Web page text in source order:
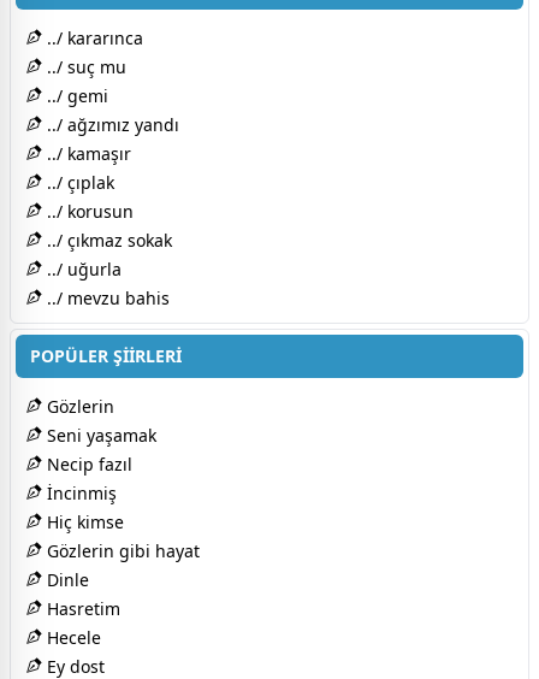
../ kararınca
../ suç mu
../ gemi
../ ağzımız yandı
../ kamaşır
../ çıplak
../ korusun
../ çıkmaz sokak
../ uğurla
../ mevzu bahis
POPÜLER ŞİİRLERİ
Gözlerin
Seni yaşamak
Necip fazıl
İncinmiş
Hiç kimse
Gözlerin gibi hayat
Dinle
Hasretim
Hecele
Ey dost